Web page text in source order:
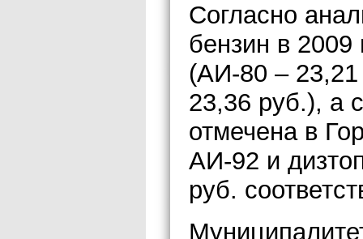
Согласно
бензин в
(АИ-80 –
23,36 руб.), а
отмечена в
АИ-92 и
руб.